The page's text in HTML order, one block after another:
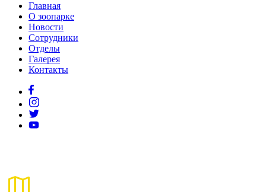
Главная
О зоопарке
Новости
Сотрудники
Отделы
Галерея
Контакты